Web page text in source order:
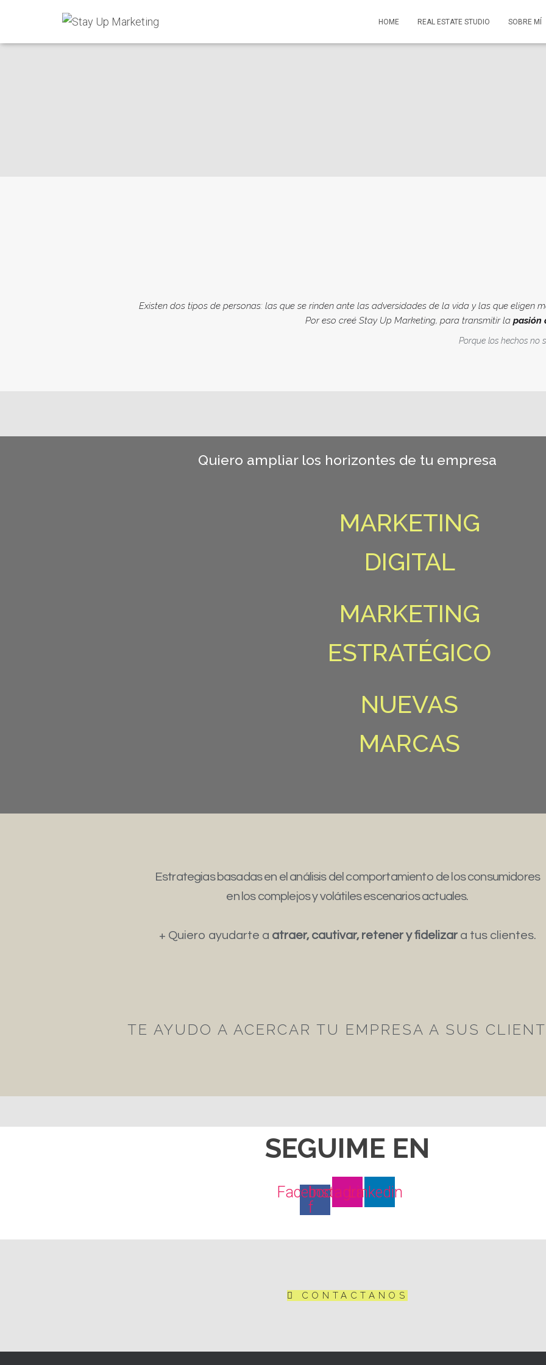
HOME REAL ESTATE STUDIO SOBRE MÍ
Existen dos tipos de personas: las que se rinden ante las adversidades de la vida y las que eligen
Por eso creé Stay Up Marketing, para transmitir la pasión
Porque los hechos no
Quiero ampliar los horizontes de tu empresa
MARKETING
DIGITAL
MARKETING
ESTRATÉGICO
NUEVAS
MARCAS
Estrategias basadas en el análisis del comportamiento de los consumidores
en los complejos y volátiles escenarios actuales.
+ Quiero ayudarte a atraer, cautivar, retener y fidelizar a tus clientes.
TE AYUDO A ACERCAR TU EMPRESA A SUS
SEGUIME EN
Facebook-
f
Instagram
Linkedin
CONTACTANOS